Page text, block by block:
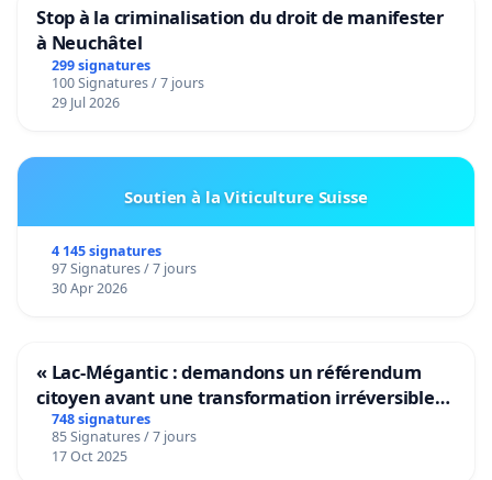
Stop à la criminalisation du droit de manifester
à Neuchâtel
299 signatures
100 Signatures / 7 jours
29 Jul 2026
Soutien à la Viticulture Suisse
4 145 signatures
97 Signatures / 7 jours
30 Apr 2026
« Lac-Mégantic : demandons un référendum
citoyen avant une transformation irréversible
de notre territoire »
748 signatures
85 Signatures / 7 jours
17 Oct 2025